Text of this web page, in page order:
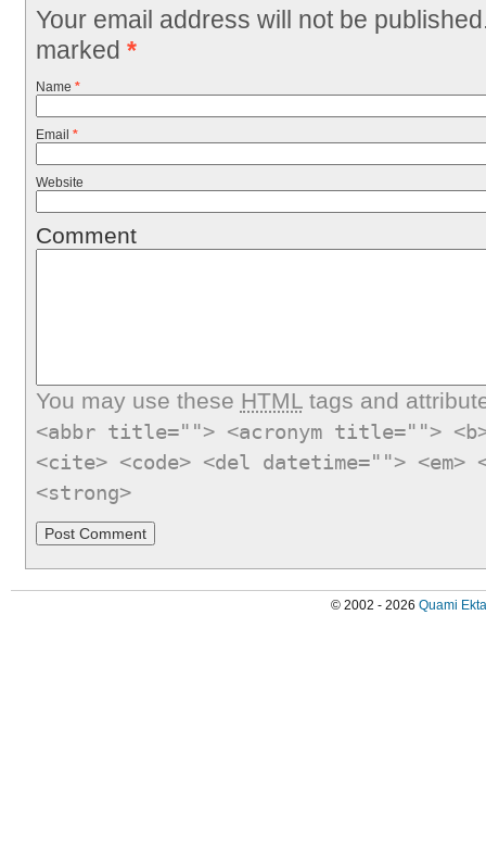
Your email address will not be
marked *
Name *
Email *
Website
Comment
You may use these HTMLtags and
<abbr title=""> <acronym title="">
<cite> <code> <del datetime="">
<strong>
© 2002 - 2026 Quami